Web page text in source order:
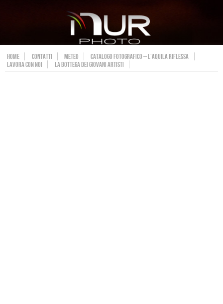
HOME CONTATTI METEO
CATALOGO FOTOGRAFICO – L’AQUILA RIFLESSA
LAVORA CON NOI
LA BOTTEGA DEI GIOVANI ARTISTI